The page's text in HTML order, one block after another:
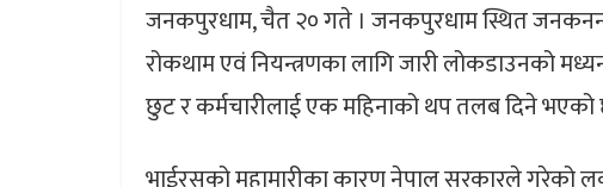
जनकपुरधाम, चैत २० गते । जनकपुरधाम स्थित
रोकथाम एवं नियन्त्रणका लागि जारी लोकडाउनको
छुट र कर्मचारीलाई एक महिनाको थप तलब दिने भएको